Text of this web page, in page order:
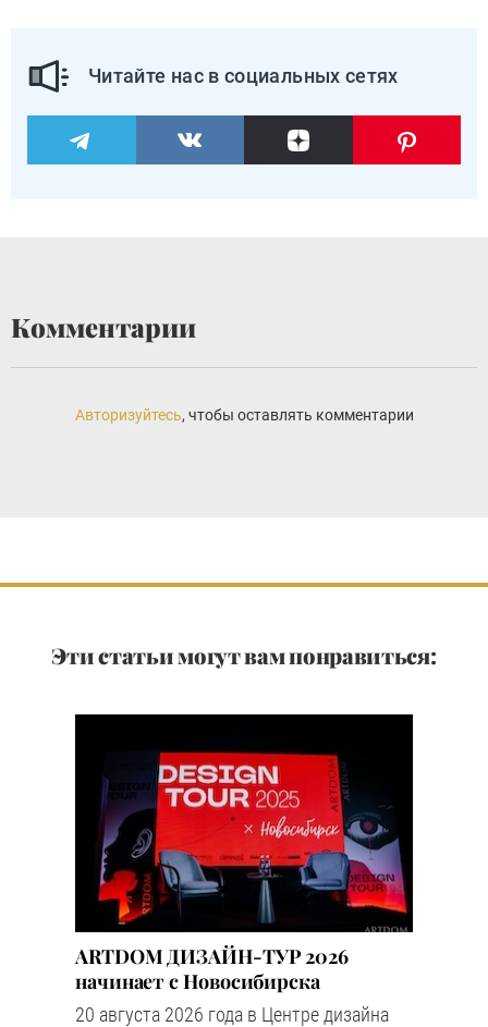
Читайте нас в социальных сетях
Комментарии
Авторизуйтесь, чтобы оставлять комментарии
Эти статьи могут вам понравиться:
ARTDOM ДИЗАЙН-ТУР 2026
начинает с Новосибирска
20 августа 2026 года в Центре дизайна